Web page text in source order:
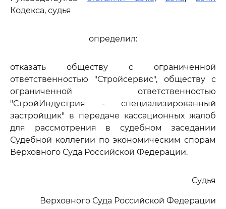
Кодекса, судья
определил:
отказать обществу с ограниченной
ответственностью "Стройсервис", обществу с
ограниченной ответственностью
"СтройИндустрия - специализированный
застройщик" в передаче кассационных жалоб
для рассмотрения в судебном заседании
Судебной коллегии по экономическим спорам
Верховного Суда Российской Федерации.
Судья
Верховного Суда Российской Федерации